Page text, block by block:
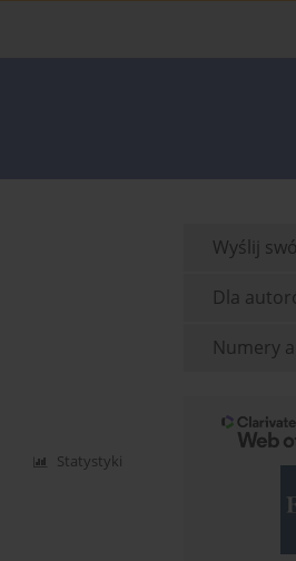
Statystyki
Wyślij
Dla
Numery